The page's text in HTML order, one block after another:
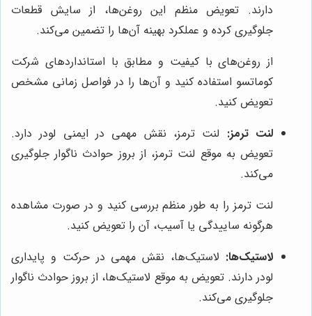
دارند. تعویض منظم این روغن‌ها، از سایش قطعات
جلوگیری کرده و عملکرد بهینه آن‌ها را تضمین می‌کند.
از روغن‌های با کیفیت و مطابق با استانداردهای شرکت
کوماتسو استفاده کنید و آن‌ها را در فواصل زمانی مشخص
تعویض کنید.
لنت ترمز: لنت ترمز، نقش مهمی در ایمنی لودر دارد.
تعویض به موقع لنت ترمز، از بروز حوادث ناگوار جلوگیری
می‌کند.
لنت ترمز را به طور منظم بررسی کنید و در صورت مشاهده
هرگونه ساییدگی یا آسیب، آن را تعویض کنید.
لاستیک‌ها: لاستیک‌ها، نقش مهمی در حرکت و پایداری
لودر دارند. تعویض به موقع لاستیک‌ها، از بروز حوادث ناگوار
جلوگیری می‌کند.